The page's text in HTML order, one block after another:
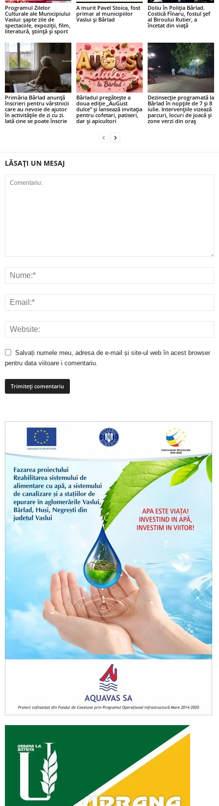
Programul Zilelor
Culturale ale Municipiului
Vaslui: șapte zile de
spectacole, expoziții, film,
literatură, știință și sport
A murit Pavel Stoica, fost
primar al municipiilor
Vaslui și Bârlad
Doliu în Poliția Bârlad.
Costică Fînaru, fostul șef
al Biroului Rutier, a
încetat din viață
Primăria Bârlad anunță
înscrieri pentru vârstnicii
care au nevoie de ajutor
în activitățile de zi cu zi.
Iată cine se poate înscrie
Bârladul pregătește a
doua ediție „AuGust
dulce” și lansează invitația
pentru cofetari, patiseri,
dar și apicultori
Dezinsecție programată la
Bârlad în nopțile de 7 și 8
iulie. Intervențiile vizează
parcuri, locuri de joacă și
zone verzi din oraș
LĂSAȚI UN MESAJ
Salvați numele meu, adresa de e-mail și site-ul web în acest browser
pentru data viitoare i comentariu.